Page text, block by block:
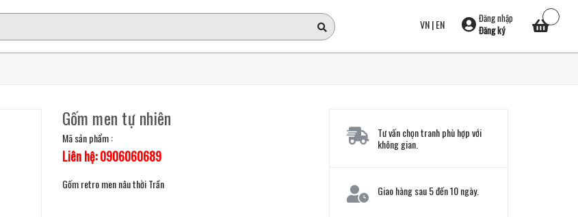
VN|EN
Đăng nhập
Đăng ký
Gốm men tự nhiên
Mã sản phẩm :
Liên hệ: 0906060689
Gốm retro men nâu thời Trần
Tư vấn chọn tranh phù hợp với
không gian.
Giao hàng sau 5 đến 10 ngày.